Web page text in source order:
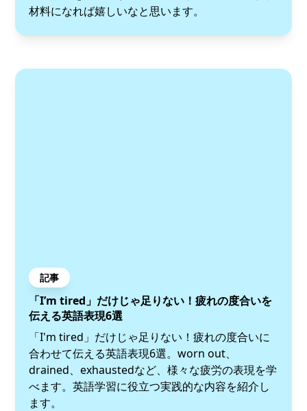
材料になれば嬉しいなと思います。
記事
「I’m tired」だけじゃ足りない！疲れの度合いを
伝える英語表現6選
「I'm tired」だけじゃ足りない！疲れの度合いに
合わせて伝える英語表現6選。worn out、
drained、exhaustedなど、様々な疲労の表現を学
べます。英語学習に役立つ実践的な内容を紹介し
ます。